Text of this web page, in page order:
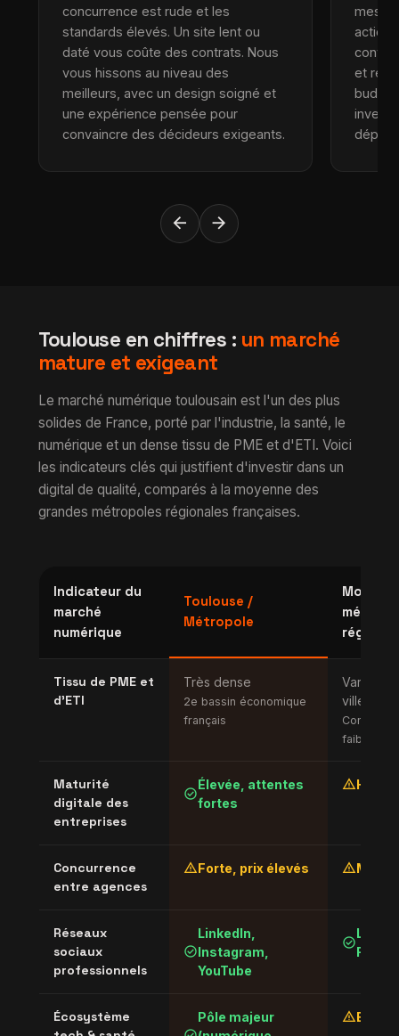
concurrence est rude et les
standards élevés. Un site lent ou
daté vous coûte des contrats. Nous
vous hissons au niveau des
meilleurs, avec un design soigné et
une expérience pensée pour
convaincre des décideurs exigeants.
et
arrow_back arrow_forward
Toulouse en chiffres : un marché
mature et exigeant
Le marché numérique toulousain est l'un des plus
solides de France, porté par l'industrie, la santé, le
numérique et un dense tissu de PME et d'ETI. Voici
les indicateurs clés qui justifient d'investir dans un
digital de qualité, comparés à la moyenne des
grandes métropoles régionales françaises.
Indicateur du
marché
numérique
Toulouse /
Métropole
Tissu de PME et
d'ETI
Très dense
2e bassin économique
français
Variable
villes
faible
Maturité
digitale des
entreprises
check_circle
Élevée, attentes
fortes
warning
Concurrence
entre agences
warningForte, prix élevés warning
Réseaux
sociaux
professionnels
check_circle
LinkedIn,
Instagram,
YouTube
check_circle
Écosystème
Pôle majeur
warningEn